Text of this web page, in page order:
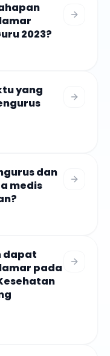
2023?
yang
dan
medis
dapat
pada